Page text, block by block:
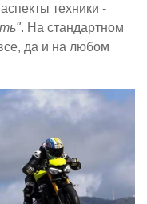
техники -
. На стандартном
да и на любом